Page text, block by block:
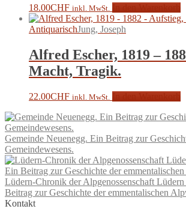
18.00CHF inkl. MwSt.
AntiquarischJung, Joseph
Alfred Escher, 1819 –
Macht, Tragik.
22.00CHF inkl. MwSt.
Gemeinde Neuenegg. Ein Beitrag zur
Gemeindewesens.
Lüdern-Chronik der Alpgenossenschaft
Beitrag zur Geschichte der emmentalischen
Kontakt